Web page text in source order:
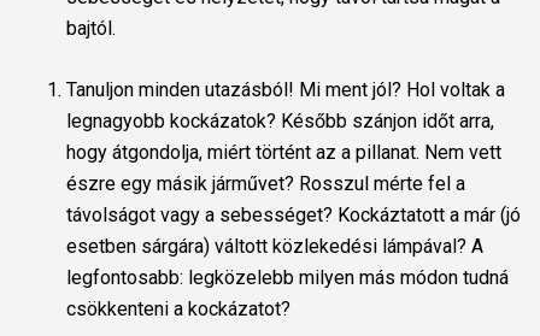
bajtól.
Tanuljon minden utazásból! Mi ment jól? Hol voltak a
legnagyobb kockázatok? Később szánjon időt arra,
hogy átgondolja, miért történt az a pillanat. Nem vett
észre egy másik járművet? Rosszul mérte fel a
távolságot vagy a sebességet? Kockáztatott a már (jó
esetben sárgára) váltott közlekedési lámpával? A
legfontosabb: legközelebb milyen más módon tudná
csökkenteni a kockázatot?